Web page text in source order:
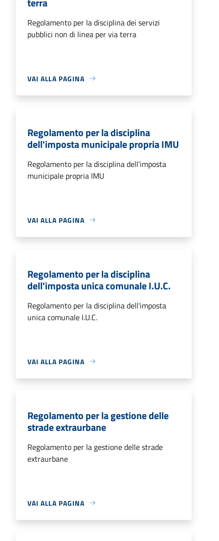
Regolamento per la disciplina dei servizi
pubblici non di linea per via terra
VAI ALLA PAGINA
Regolamento per la disciplina
dell'imposta municipale propria IMU
Regolamento per la disciplina dell'imposta
municipale propria IMU
VAI ALLA PAGINA
Regolamento per la disciplina
dell'imposta unica comunale I.U.C.
Regolamento per la disciplina dell'imposta
unica comunale I.U.C.
VAI ALLA PAGINA
Regolamento per la gestione delle
strade extraurbane
Regolamento per la gestione delle strade
extraurbane
VAI ALLA PAGINA